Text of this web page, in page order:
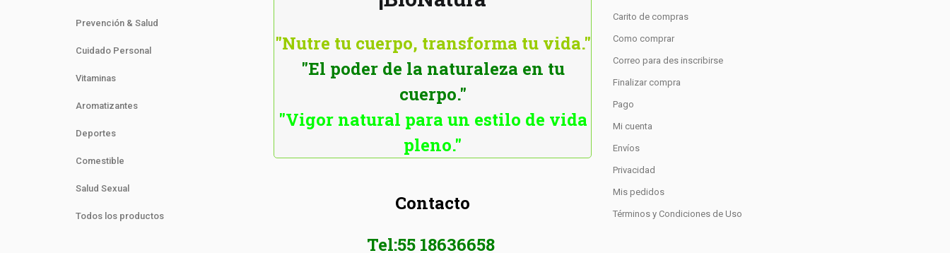
Prevención & Salud
Cuidado Personal
Vitaminas
Aromatizantes
Deportes
Comestible
Salud Sexual
Todos los productos
"Nutre tu cuerpo, transforma tu vida."
"El poder de la naturaleza en tu
cuerpo."
"Vigor natural para un estilo de vida
pleno."
Contacto
Tel:55 18636658
Carito de compras
Como comprar
Correo para des inscribirse
Finalizar compra
Pago
Mi cuenta
Envíos
Privacidad
Mis pedidos
Términos y Condiciones de Uso